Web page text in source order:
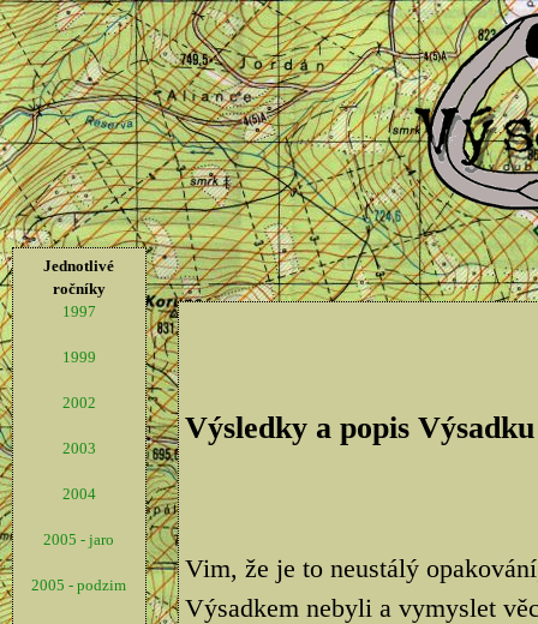
Jednotlivé
ročníky
1997
1999
2002
2003
2004
2005 - jaro
2005 - podzim
Výsledky a popis Výsadku
Vim, že je to neustálý
Výsadkem nebyli a vymyslet